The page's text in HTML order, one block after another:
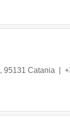
, 95131 Catania